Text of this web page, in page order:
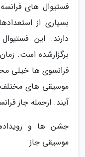
فستیوال های
بسیاری از
برگزارشده است.
فرانسوی ها خیلی
موسیقی های مختلف
آیند. ازجمله جاز
جشن ها و
موسیقی جاز